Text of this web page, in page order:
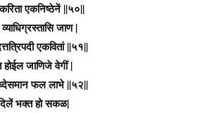
एकनिष्ठेनें ||५०||
जाण |
एकवितां ||५१||
होईल जाणिजे वेगीं |
फल लाभे ||५२||
भक्त हो सकळ|